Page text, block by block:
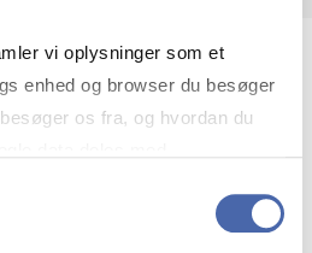
vi oplysninger som et
enhed og browser du besøger
os fra, og hvordan du
selv - og kan altid trække